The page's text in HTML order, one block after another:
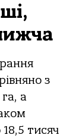
з
а
тисяч